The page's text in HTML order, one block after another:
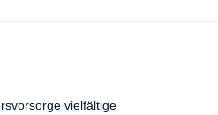
vielfältige